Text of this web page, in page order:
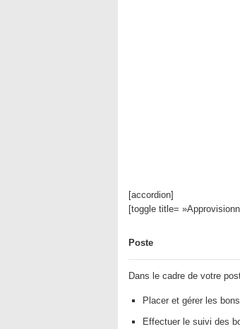
[accordion]
[toggle title=
Poste
Dans le cadre de votre
Placer et gérer les
Effectuer le suivi des